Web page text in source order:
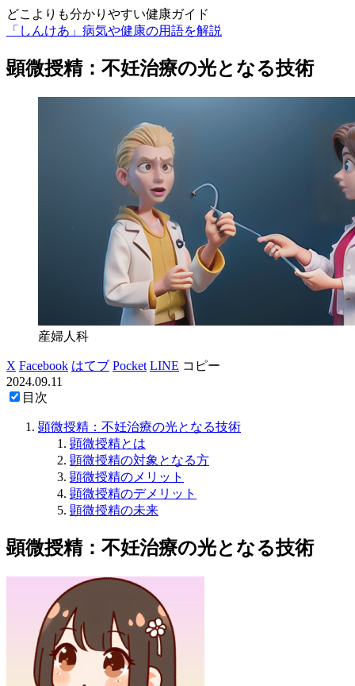
どこよりも分かりやすい健康ガイド
「しんけあ」病気や健康の用語を解説
顕微授精：不妊治療の光となる技術
産婦人科
X Facebook はてブ Pocket LINE コピー
2024.09.11
目次
顕微授精：不妊治療の光となる技術
顕微授精とは
顕微授精の対象となる方
顕微授精のメリット
顕微授精のデメリット
顕微授精の未来
顕微授精：不妊治療の光となる技術